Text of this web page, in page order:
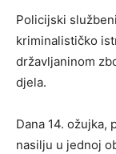
Policijski
kriminalističko
državljaninom
djela.
Dana 14. ožujka,
nasilju u jednoj